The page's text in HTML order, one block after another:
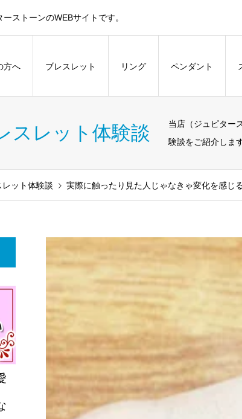
ストーンのWEBサイトです。
方へ ブレスレット リング ペンダント
スレット体験談
当店（ジュピター
験談をご紹介します
ット体験談 実際に触ったり見た人じゃなきゃ変化を感じ